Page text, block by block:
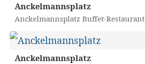
Anckelmannsplatz
Anckelmannsplatz Buffet-Restaurant
Anckelmannsplatz